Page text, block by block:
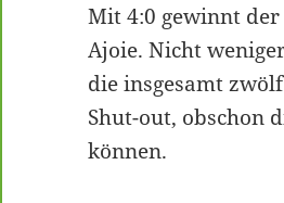
Mit 4:0 gewinnt der
Ajoie. Nicht
die insgesamt
Shut-out, obschon
können.